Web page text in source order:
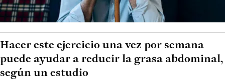
Hacer este ejercicio una vez por semana
puede ayudar a reducir la grasa abdominal,
según un estudio